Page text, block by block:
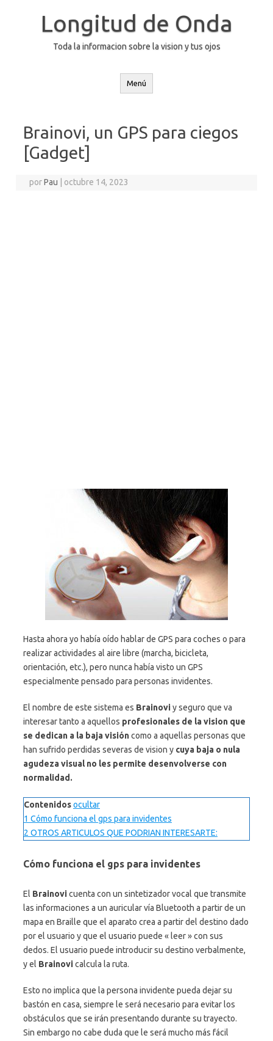
Longitud de Onda
Toda la informacion sobre la vision y tus ojos
Menú
Brainovi, un GPS para ciegos
[Gadget]
porPau octubre 14, 2023
Hasta ahora yo había oído hablar de GPS para coches o para
realizar actividades al aire libre (marcha, bicicleta,
orientación, etc.), pero nunca había visto un GPS
especialmente pensado para personas invidentes.
El nombre de este sistema es Brainoviy seguro que va
interesar tanto a aquellos profesionales de la vision que
se dedican a la bajavisióncomo a aquellas personas que
han sufrido perdidas severas de vision y cuya baja o nula
agudeza visual no les permite desenvolverse con
normalidad.
Contenidosocultar
1 Cómo funciona el gps para invidentes
2 OTROS ARTICULOS QUE PODRIAN INTERESARTE:
Cómo funciona el gps para invidentes
El Brainovicuenta con un sintetizador vocal que transmite
las informaciones a un auricular vía Bluetooth a partir de un
mapa en Braille que el aparato crea a partir del destino dado
por el usuario y que el usuario puede « leer » con sus
dedos. El usuario puede introducir su destino verbalmente,
y el Brainovicalcula la ruta.
Esto no implica que la persona invidente pueda dejar su
bastón en casa, siempre le será necesario para evitar los
obstáculos que se irán presentando durante su trayecto.
Sin embargo no cabe duda que le será mucho más fácil